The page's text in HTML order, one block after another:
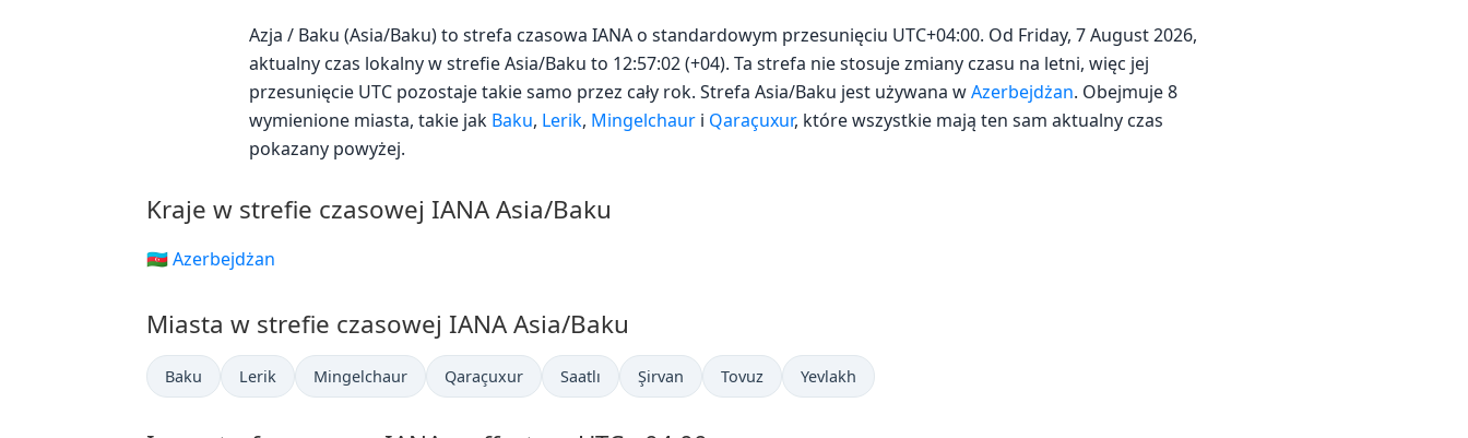
Azja / Baku (Asia/Baku) to strefa czasowa IANA o standardowym przesunięciu UTC+04:00. Od Friday, 7 August 2026,
aktualny czas lokalny w strefie Asia/Baku to 12:57:02 (+04). Ta strefa nie stosuje zmiany czasu na letni, więc jej
przesunięcie UTC pozostaje takie samo przez cały rok. Strefa Asia/Baku jest używana wAzerbejdżan. Obejmuje 8
wymienione miasta, takie jak Baku, Lerik, Mingelchaur i Qaraçuxur, które wszystkie mają ten sam aktualny czas
pokazany powyżej.
Kraje w strefie czasowej IANA Asia/Baku
🇦🇿 Azerbejdżan
Miasta w strefie czasowej IANA Asia/Baku
Baku Lerik Mingelchaur Qaraçuxur Saatlı Şirvan Tovuz Yevlakh